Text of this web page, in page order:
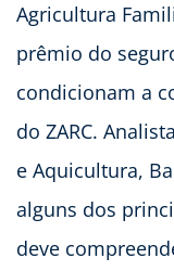
Agricultura
prêmio do
condicionam a
do ZARC.
e Aquicultura,
alguns dos
deve